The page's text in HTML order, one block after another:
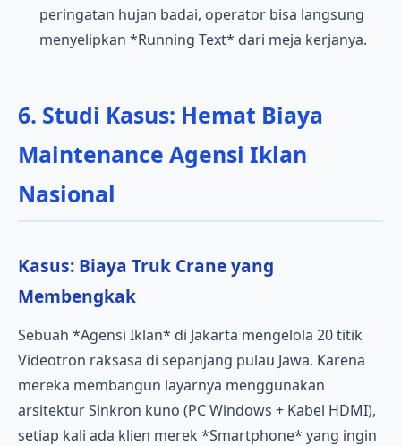
peringatan hujan badai, operator bisa langsung
menyelipkan *Running Text* dari meja kerjanya.
6. Studi Kasus: Hemat Biaya
Maintenance Agensi Iklan
Nasional
Kasus: Biaya Truk Crane yang
Membengkak
Sebuah *Agensi Iklan* di Jakarta mengelola 20 titik
Videotron raksasa di sepanjang pulau Jawa. Karena
mereka membangun layarnya menggunakan
arsitektur Sinkron kuno (PC Windows + Kabel HDMI),
setiap kali ada klien merek *Smartphone* yang ingin